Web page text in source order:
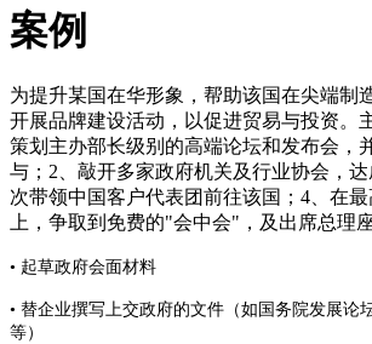
案例
为提升某国在华形象，帮助该国在尖端制
开展品牌建设活动，以促进贸易与投资。
策划主办部长级别的高端论坛和发布会，
与；2、敲开多家政府机关及行业协会，
次带领中国客户代表团前往该国；4、在
上，争取到免费的"会中会"，及出席总理
• 起草政府会面材料
• 替企业撰写上交政府的文件（如国务院发展论
等）